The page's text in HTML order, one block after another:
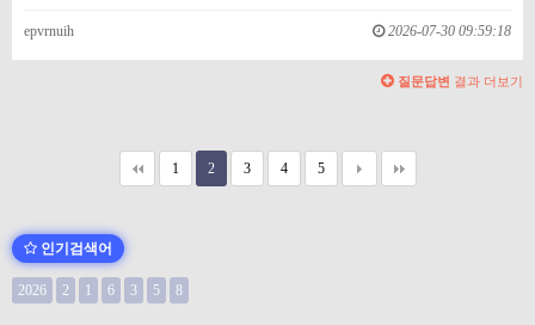
epvrnuih 2026-07-30 09:59:18
질문답변 결과 더보기
1 2 3 4 5
인기검색어
2026 2 1 6 3 5 8